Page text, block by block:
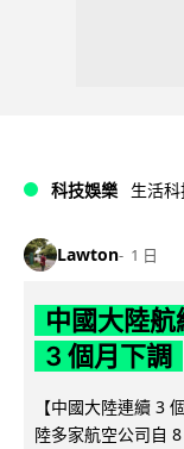
科技娛樂 生活科
Lawton 1 日
中國大陸
3 個月下調
【中國大陸連續 3
陸多家航空公司自